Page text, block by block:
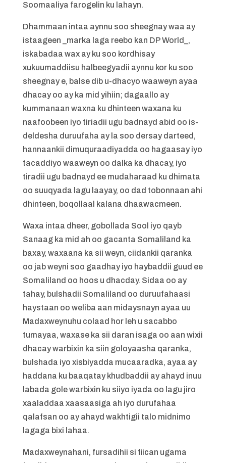
Soomaaliya farogelin ku lahayn.
Dhammaan intaa aynnu soo sheegnay waa ay
istaageen _marka laga reebo kan DP World_,
iskabadaa wax ay ku soo kordhisay
xukuumaddiisu halbeegyadii aynnu kor ku soo
sheegnay e, balse dib u-dhacyo waaweyn ayaa
dhacay oo ay ka mid yihiin; dagaallo ay
kummanaan waxna ku dhinteen waxana ku
naafoobeen iyo tiriadii ugu badnayd abid oo is-
deldesha duruufaha ay la soo dersay darteed,
hannaankii dimuquraadiyadda oo hagaasay iyo
tacaddiyo waaweyn oo dalka ka dhacay, iyo
tiradii ugu badnayd ee mudaharaad ku dhimata
oo suuqyada lagu laayay, oo dad tobonnaan ahi
dhinteen, boqollaal kalana dhaawacmeen.
Waxa intaa dheer, gobollada Sool iyo qayb
Sanaag ka mid ah oo gacanta Somaliland ka
baxay, waxaana ka sii weyn, ciidankii qaranka
oo jab weyni soo gaadhay iyo haybaddii guud ee
Somaliland oo hoos u dhacday. Sidaa oo ay
tahay, bulshadii Somaliland oo duruufahaasi
haystaan oo weliba aan midaysnayn ayaa uu
Madaxweynuhu colaad hor leh u sacabbo
tumayaa, waxase ka sii daran isaga oo aan wixii
dhacay warbixin ka siin goloyaasha qaranka,
bulshada iyo xisbiyadda mucaaradka, ayaa ay
haddana ku baaqatay khudbaddii ay ahayd inuu
labada gole warbixin ku siiyo iyada oo lagu jiro
xaaladdaa xaasaasiga ah iyo durufahaa
qalafsan oo ay ahayd wakhtigii talo midnimo
lagaga bixi lahaa.
Madaxweynahani, fursadihii si fiican ugama